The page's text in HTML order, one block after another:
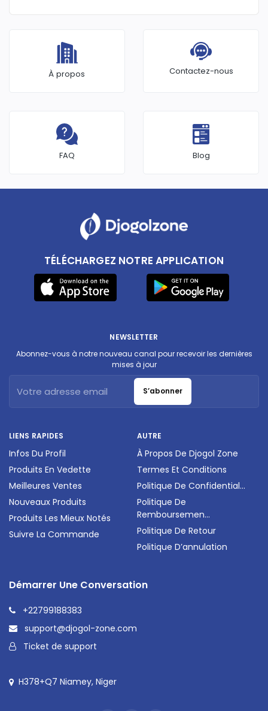
À propos Contactez-nous
FAQ Blog
TÉLÉCHARGEZ NOTRE APPLICATION
LIENS RAPIDES
Infos Du Profil
Produits En Vedette
Meilleures Ventes
Nouveaux Produits
Produits Les Mieux Notés
Suivre La Commande
AUTRE
À Propos De Djogol Zone
Termes Et Conditions
Politique De Confidential...
Politique De
Remboursemen...
Politique De Retour
Politique D’annulation
NEWSLETTER
Abonnez-vous à notre nouveau canal pour recevoir les dernières
mises à jour
S’abonner
Démarrer Une Conversation
+22799188383
support@djogol-zone.com
Ticket de support
H378+Q7 Niamey, Niger